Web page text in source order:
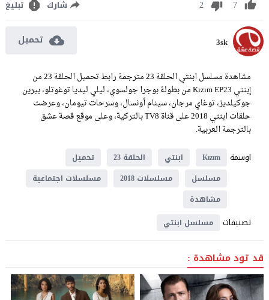
7
2 شارك تبليغ
3sk تحميل
مشاهدة مسلسل ابنتي الحلقة 23 مترجمة رابط تحميل الحلقة 23 من
إبنتي Kızım EP23 من بطولة بوجرا جولسوي، ليلي ليديا توغوتلو، بيرين
جوكيلديز، توغاي مرجان، سينام أونسال، وسرحات تيومان، وعرضت
حلقات ابنتي 2018 على قناة TV8 بالتركية، وعلى موقع قصة عشق
بالترجمة العربية.
اوسمة
Kızım ابنتي الحلقة 23
تحميل
مسلسل
مسلسلات 2018
مسلسلات اجتماعية
مشاهدة
تصنيفات مسلسل ابنتي
قد تود مشاهدة :